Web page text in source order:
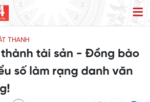
THANH
thành tài sản - Đồng bào
số làm rạng danh văn